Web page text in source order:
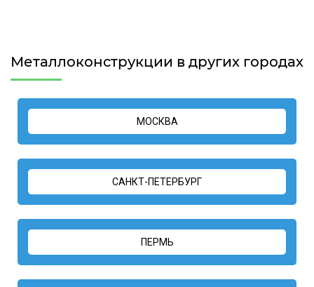
Металлоконструкции в других городах
МОСКВА
САНКТ-ПЕТЕРБУРГ
ПЕРМЬ